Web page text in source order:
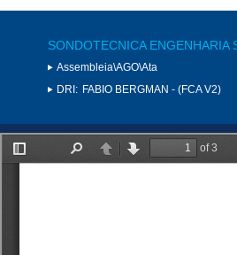
SONDOTECNICA ENGENHARIA
Assembleia\AGO\Ata
DRI: FABIO BERGMAN - (FCA V2)